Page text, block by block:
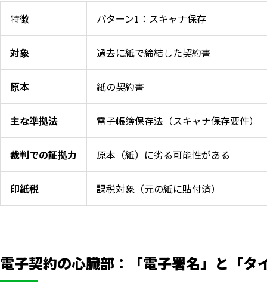
特徴 パターン1：スキャナ保存
対象 過去に紙で締結した契約書
原本 紙の契約書
主な準拠法 電子帳簿保存法（スキャナ保存要件）
裁判での証拠力 原本（紙）に劣る可能性がある
印紙税 課税対象（元の紙に貼付済）
電子契約の心臓部：「電子署名」と「タ